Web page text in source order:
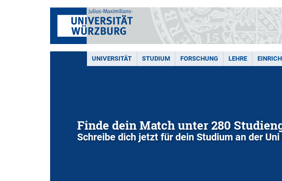
UNIVERSITÄT STUDIUM FORSCHUNG LEHRE
Finde dein Match unter 280
Schreibe dich jetzt für dein Studium an der Uni